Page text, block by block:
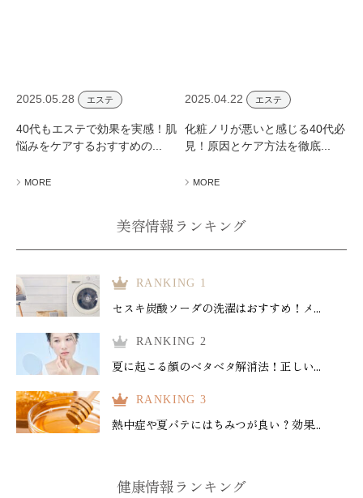
2025.05.28 エステ
40代もエステで効果を実感！肌
悩みをケアするおすすめの...
MORE
2025.04.22 エステ
化粧ノリが悪いと感じる40代必
見！原因とケア方法を徹底...
MORE
美容情報ランキング
RANKING 1
セスキ炭酸ソーダの洗濯はおすすめ！メ...
RANKING 2
夏に起こる顔のベタベタ解消法！正しい...
RANKING 3
熱中症や夏バテにはちみつが良い？効果...
健康情報ランキング